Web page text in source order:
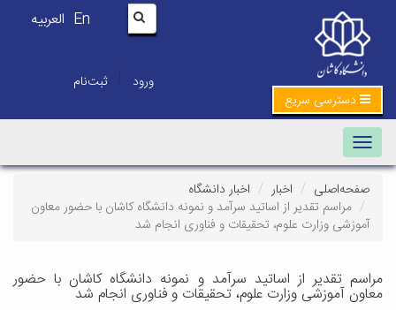
En العربیه
ورود | ثبت‌نام
دسترسی سریع
Toggle navigation
صفحه‌اصلی اخبار
اخبار دانشگاه
مراسم تقدیر از اساتید سرآمد و نمونه دانشگاه کاشان با حضور معاون
آموزشی وزارت علوم، تحقیقات و فناوری انجام شد
مراسم تقدیر از اساتید سرآمد و نمونه دانشگاه کاشان با حضور
معاون آموزشی وزارت علوم، تحقیقات و فناوری انجام شد